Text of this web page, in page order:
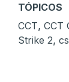
TÓPICOS
CCT, CCT
Strike 2, cs